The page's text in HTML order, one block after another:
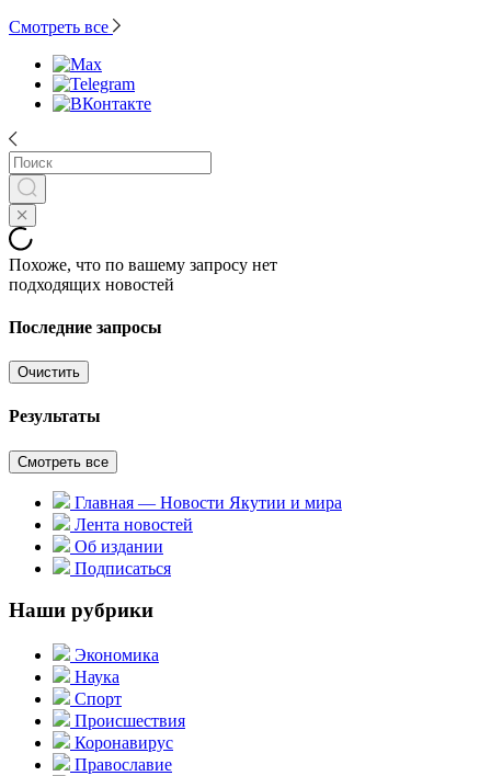
Смотреть все
Похоже, что по вашему запросу нет
подходящих новостей
Последние запросы
Очистить
Результаты
Смотреть все
Главная — Новости Якутии и мира
Лента новостей
Об издании
Подписаться
Наши рубрики
Экономика
Наука
Спорт
Происшествия
Коронавирус
Православие